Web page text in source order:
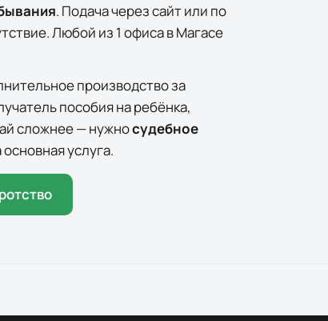
. Подача через сайт или по
Любой из 1 офисавМагасе
производство за
пособия на ребёнка,
сложнее — нужносудебное
услуга.